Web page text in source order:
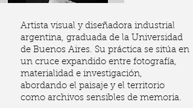
Artista visual y diseñadora industrial
argentina, graduada de la Universidad
de Buenos Aires. Su práctica se sitúa en
un cruce expandido entre fotografía,
materialidad e investigación,
abordando el paisaje y el territorio
como archivos sensibles de memoria.